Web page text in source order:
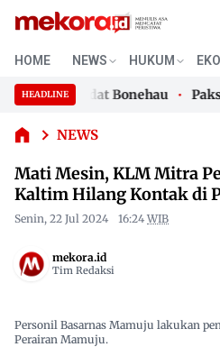
HOME NEWS HUKUM
HEADLINEAdat Bonehau Paksa
Adat Bonehau
NEWS
Mati
KLM
Pesisir
Barru-
Hilang
Kontak
Perairan
Mati Mesin, KLM Mitra
Kaltim Hilang Kontak di
Senin, 22 Jul 2024 16:24 WIB
mekora.id
Tim Redaksi
Personil Basarnas Mamuju lakukan
Perairan Mamuju.